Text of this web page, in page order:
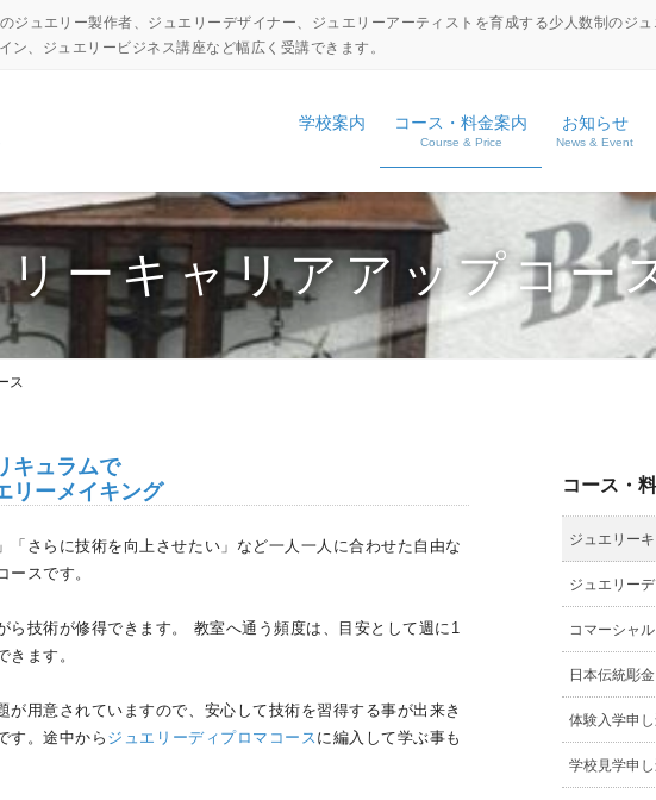
ジュエリー製作者、ジュエリーデザイナー、ジュエリーアーティストを育成する少人数制のジ
、ジュエリービジネス講座など幅広く受講できます。
学校案内
設備・工具紹介
アクセス
コース・料金案内
Course & Price
ジュエリーキャリアアップコース
ジュエリーディプロマコース
コマーシャルジュエリーコース
日本伝統彫金コース
お知らせ
News & Event
NEWS
EVENT
リーキャリアアップコー
ス
キュラムで
ーメイキング
「さらに技術を向上させたい」など一人一人に合わせた自由な
スです。
技術が修得できます。 教室へ通う頻度は、目安として週に1
ます。
用意されていますので、安心して技術を習得する事が出来き
す。途中から ジュエリーディプロマコース に編入して学ぶ事も
コース・
ジュエリー
ジュエリー
コマーシャ
日本伝統彫
体験入学申
学校見学申